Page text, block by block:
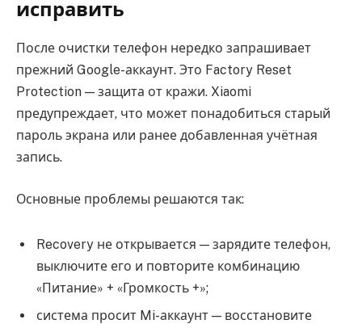
исправить
После очистки телефон нередко запрашивает
прежний Google-аккаунт. Это Factory Reset
Protection — защита от кражи. Xiaomi
предупреждает, что может понадобиться старый
пароль экрана или ранее добавленная учётная
запись.
Основные проблемы решаются так:
Recovery не открывается — зарядите телефон,
выключите его и повторите комбинацию
«Питание» + «Громкость +»;
система просит Mi-аккаунт — восстановите